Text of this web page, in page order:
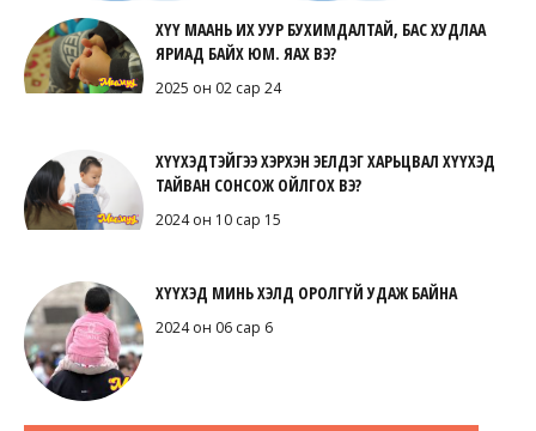
ХҮҮ МААНЬ ИХ УУР БУХИМДАЛТАЙ, БАС ХУДЛАА
ЯРИАД БАЙХ ЮМ. ЯАХ ВЭ?
2025 он 02 сар 24
ХҮҮХЭДТЭЙГЭЭ ХЭРХЭН ЭЕЛДЭГ ХАРЬЦВАЛ ХҮҮХЭД
ТАЙВАН СОНСОЖ ОЙЛГОХ ВЭ?
2024 он 10 сар 15
ХҮҮХЭД МИНЬ ХЭЛД ОРОЛГҮЙ УДАЖ БАЙНА
2024 он 06 сар 6